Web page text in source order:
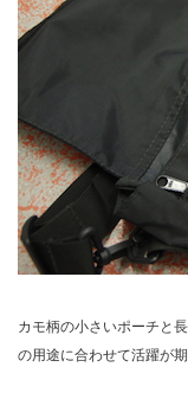
カモ柄の小さいポーチと
の用途に合わせて活躍が